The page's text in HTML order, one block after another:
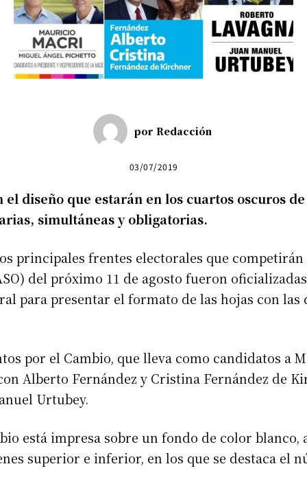
por Redacción
03/07/2019
diseño que estarán en los cuartos oscuros
simultáneas y obligatorias.
principales frentes electorales que
del próximo 11 de agosto fueron
para presentar el formato de las hojas con las
por el Cambio, que lleva como candidatos a
Alberto Fernández y Cristina Fernández de
Urtubey.
está impresa sobre un fondo de color
superior e inferior, en los que se destaca el